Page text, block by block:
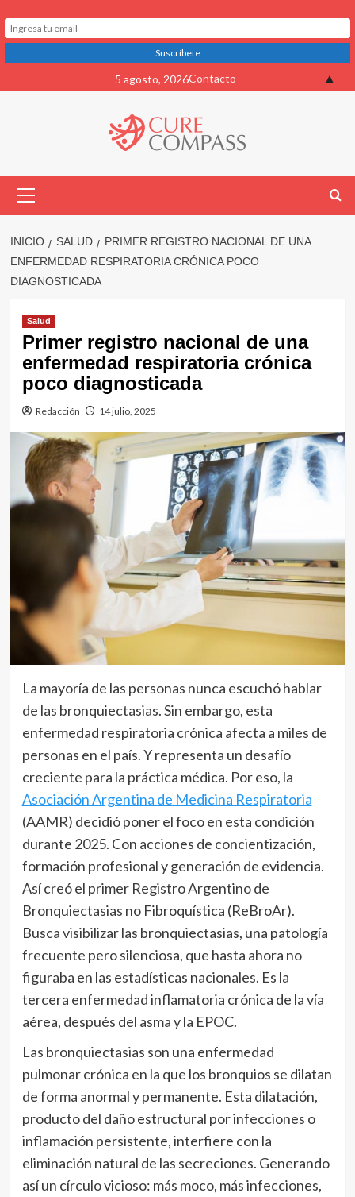
al
5 agosto, 2026Contacto
primario
INICIO SALUD
PRIMER REGISTRO NACIONAL DE UNA
ENFERMEDAD RESPIRATORIA CRÓNICA POCO
DIAGNOSTICADA
Salud
Primer registro nacional de una
enfermedad respiratoria crónica
poco diagnosticada
Redacción 14 julio, 2025
La mayoría de las personas nunca escuchó hablar
de las bronquiectasias. Sin embargo, esta
enfermedad respiratoria crónica afecta a miles de
personas en el país. Y representa un desafío
creciente para la práctica médica. Por eso, la
Asociación Argentina de Medicina Respiratoria
(AAMR) decidió poner el foco en esta condición
durante 2025. Con acciones de concientización,
formación profesional y generación de evidencia.
Así creó el primer Registro Argentino de
Bronquiectasias no Fibroquística (ReBroAr).
Busca visibilizar las bronquiectasias, una patología
frecuente pero silenciosa, que hasta ahora no
figuraba en las estadísticas nacionales. Es la
tercera enfermedad inflamatoria crónica de la vía
aérea, después del asma y la EPOC.
Las bronquiectasias son una enfermedad
pulmonar crónica en la que los bronquios se dilatan
de forma anormal y permanente. Esta dilatación,
producto del daño estructural por infecciones o
inflamación persistente, interfiere con la
eliminación natural de las secreciones. Generando
así un círculo vicioso: más moco, más infecciones,
▲